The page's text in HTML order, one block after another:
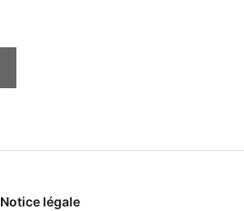
Notice légale